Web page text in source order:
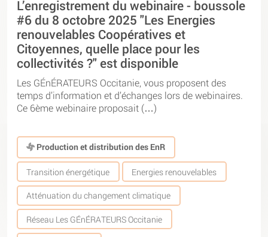
L’enregistrement du webinaire - boussole
#6 du 8 octobre 2025 "Les Energies
renouvelables Coopératives et
Citoyennes, quelle place pour les
collectivités ?" est disponible
Les GÉnÉRATEURS Occitanie, vous proposent des
temps d’information et d’échanges lors de webinaires.
Ce 6ème webinaire proposait (…)
Production et distribution des EnR
Transition énergétique Energies renouvelables
Atténuation du changement climatique
Réseau Les GÉnÉRATEURS Occitanie